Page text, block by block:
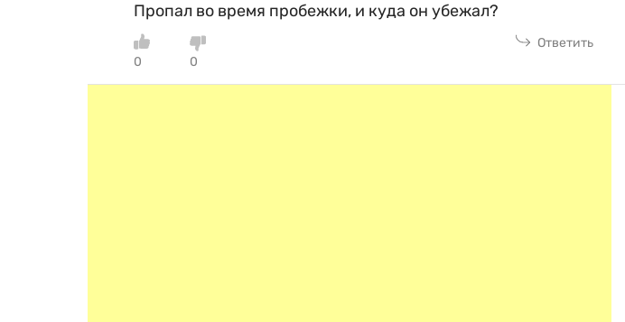
Пропал во время пробежки, и куда он убежал?
0 0
Ответить